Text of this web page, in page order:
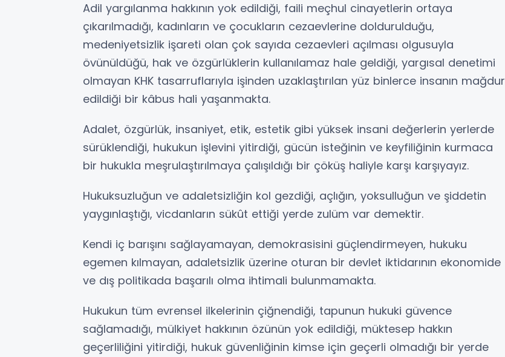
Adil yargılanma hakkının yok edildiği, faili meçhul cinayetlerin ortaya
çıkarılmadığı, kadınların ve çocukların cezaevlerine doldurulduğu,
medeniyetsizlik işareti olan çok sayıda cezaevleri açılması olgusuyla
övünüldüğü, hak ve özgürlüklerin kullanılamaz hale geldiği, yargısal denetimi
olmayan KHK tasarruflarıyla işinden uzaklaştırılan yüz binlerce insanın mağdur
edildiği bir kâbus hali yaşanmakta.
Adalet, özgürlük, insaniyet, etik, estetik gibi yüksek insani değerlerin yerlerde
sürüklendiği, hukukun işlevini yitirdiği, gücün isteğinin ve keyfiliğinin kurmaca
bir hukukla meşrulaştırılmaya çalışıldığı bir çöküş haliyle karşı karşıyayız.
Hukuksuzluğun ve adaletsizliğin kol gezdiği, açlığın, yoksulluğun ve şiddetin
yaygınlaştığı, vicdanların sükût ettiği yerde zulüm var demektir.
Kendi iç barışını sağlayamayan, demokrasisini güçlendirmeyen, hukuku
egemen kılmayan, adaletsizlik üzerine oturan bir devlet iktidarının ekonomide
ve dış politikada başarılı olma ihtimali bulunmamakta.
Hukukun tüm evrensel ilkelerinin çiğnendiği, tapunun hukuki güvence
sağlamadığı, mülkiyet hakkının özünün yok edildiği, müktesep hakkın
geçerliliğini yitirdiği, hukuk güvenliğinin kimse için geçerli olmadığı bir yerde